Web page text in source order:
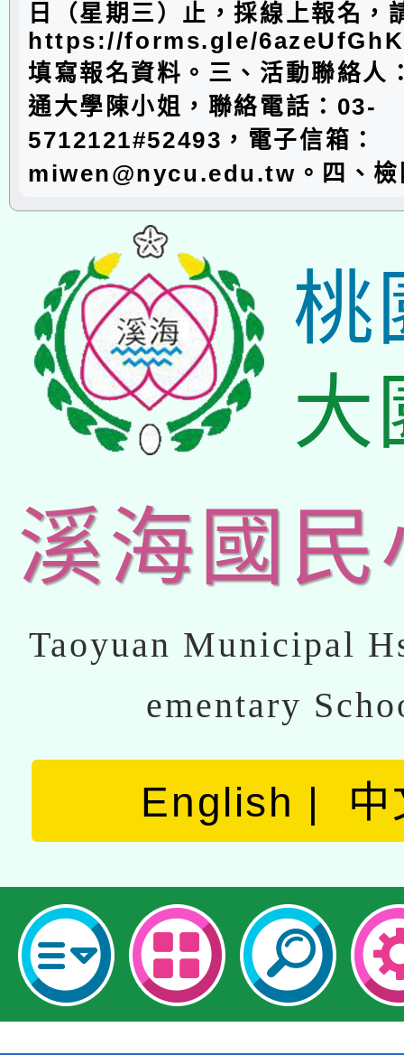
日（星期三）止，採線上報名，
https://forms.gle/
填寫報名資料。三、活動聯絡人
通大學陳小姐，聯絡電話：03-
5712121#52493，電子信箱：
miwen@nycu.edu.tw。四、檢
桃
大
溪海國民
Taoyuan Municipal
ementary
English 中